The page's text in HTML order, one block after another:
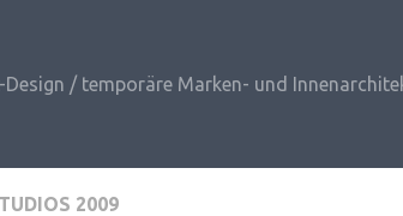
Design / temporäre Marken- und
2009